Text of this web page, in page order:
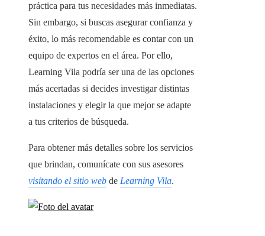
práctica para tus necesidades más inmediatas.
Sin embargo, si buscas asegurar confianza y
éxito, lo más recomendable es contar con un
equipo de expertos en el área. Por ello,
Learning Vila podría ser una de las opciones
más acertadas si decides investigar distintas
instalaciones y elegir la que mejor se adapte
a tus criterios de búsqueda.
Para obtener más detalles sobre los servicios
que brindan, comunícate con sus asesores
visitando el sitio web de Learning Vila.